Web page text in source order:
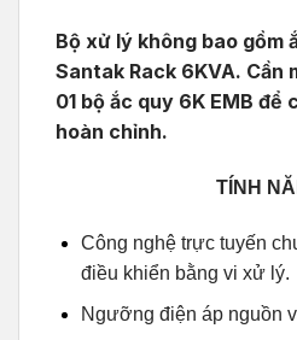
Bộ xử lý không bao gồm
Santak Rack 6KVA. Cần
01 bộ ắc quy 6K EMB để
hoàn chỉnh.
TÍNH
Công nghệ trực tuyến
điều khiển bằng vi xử lý.
Ngưỡng điện áp nguồn